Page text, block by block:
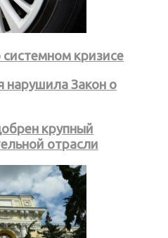
кризисе
нарушила Закон о
крупный
отрасли